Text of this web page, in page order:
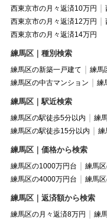
西東京市の月々返済10万円
西東京市の月々返済12万円
西東京市の月々返済14万円
練馬区｜種別検索
練馬区の新築一戸建て
練馬
練馬区の中古マンション
練
練馬区｜駅近検索
練馬区の駅徒歩5分以内
練
練馬区の駅徒歩15分以内
練
練馬区｜価格から検索
練馬区の1000万円台 練馬
練馬区の4000万円台
練馬
練馬区｜返済額から検索
練馬区の月々返済8万円
練